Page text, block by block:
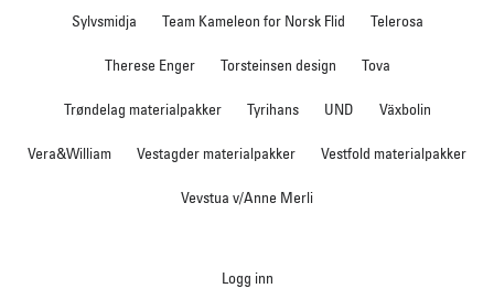
Sylvsmidja Team Kameleon for Norsk Flid Telerosa
Therese Enger Torsteinsen design Tova
Trøndelag materialpakker Tyrihans UND Växbolin
Vera&William Vestagder materialpakker Vestfold materialpakker
Vevstua v/Anne Merli
Logg inn